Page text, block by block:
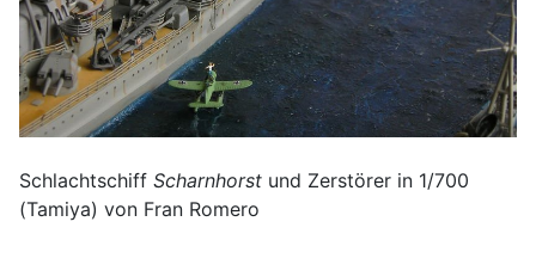
Schlachtschiff Scharnhorst und Zerstörer in 1/700
(Tamiya) von Fran Romero